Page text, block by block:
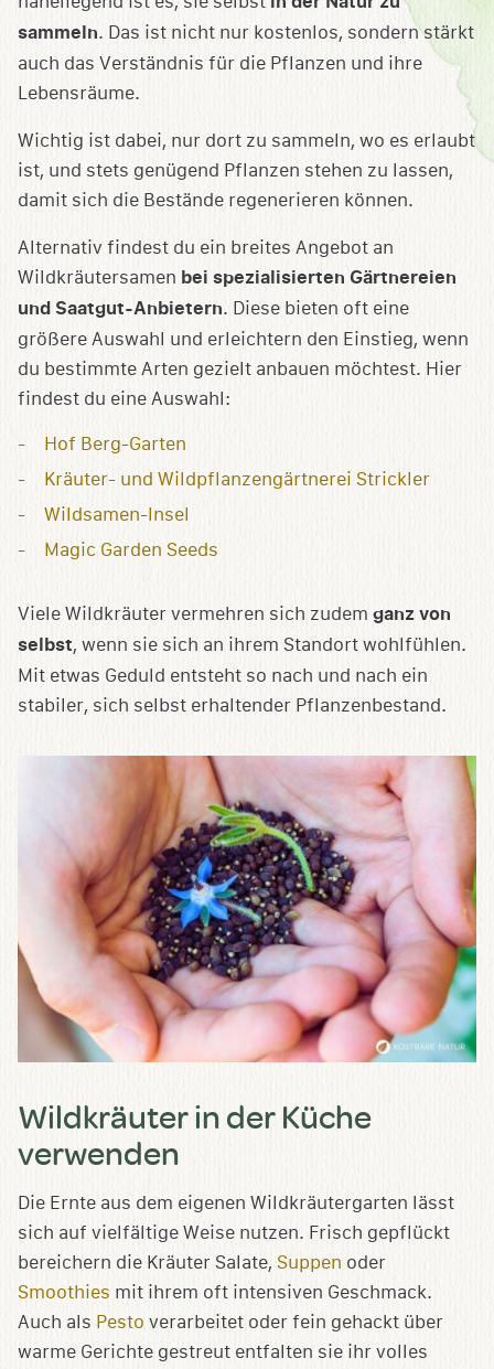
sammeln. Das ist nicht nur kostenlos, sondern stärkt
auch das Verständnis für die Pflanzen und ihre
Lebensräume.
Wichtig ist dabei, nur dort zu sammeln, wo es erlaubt
ist, und stets genügend Pflanzen stehen zu lassen,
damit sich die Bestände regenerieren können.
Alternativ findest du ein breites Angebot an
Wildkräutersamen bei spezialisierten Gärtnereien
und Saatgut-Anbietern. Diese bieten oft eine
größere Auswahl und erleichtern den Einstieg, wenn
du bestimmte Arten gezielt anbauen möchtest. Hier
findest du eine Auswahl:
Hof Berg-Garten
Kräuter- und Wildpflanzengärtnerei Strickler
Wildsamen-Insel
Magic Garden Seeds
Viele Wildkräuter vermehren sich zudem ganz von
selbst, wenn sie sich an ihrem Standort wohlfühlen.
Mit etwas Geduld entsteht so nach und nach ein
stabiler, sich selbst erhaltender Pflanzenbestand.
Wildkräuter in der Küche
verwenden
Die Ernte aus dem eigenen Wildkräutergarten lässt
sich auf vielfältige Weise nutzen. Frisch gepflückt
bereichern die Kräuter Salate, Suppen oder
Smoothies mit ihrem oft intensiven Geschmack.
Auch als Pesto verarbeitet oder fein gehackt über
warme Gerichte gestreut entfalten sie ihr volles